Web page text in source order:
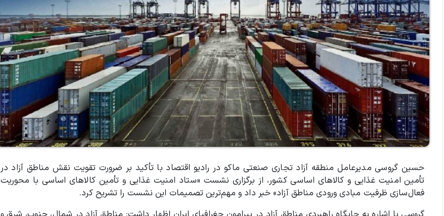
حسین گروسی مدیرعامل منطقه آزاد تجاری صنعتی ماکو در رادیو اقتصاد با تأکید بر ضرورت تقویت نقش مناطق آزاد در
تأمین امنیت غذایی و کالاهای اساسی کشور، از برگزاری نشست «ستاد امنیت غذایی و تأمین کالاهای اساسی با محوریت
فعال‌سازی ظرفیت مبادی ورودی مناطق آزاد» خبر داد و مهم‌ترین تصمیمات این نشست را تشریح کرد.